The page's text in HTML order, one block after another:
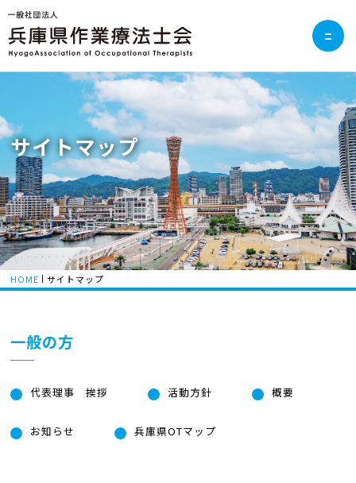
サイトマップ
HOME サイトマップ
一般の方
代表理事 挨拶 活動方針 概要
お知らせ 兵庫県OTマップ